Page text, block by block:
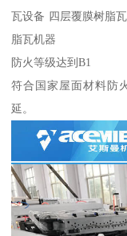
瓦设备 四层覆膜树脂
脂瓦机器
防火等级达到B1
符合国家屋面材料防
延。